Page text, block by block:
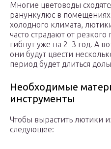
Многие цветоводы
ранункулюс в
холодного климата,
часто страдают от
гибнут уже на 2–3 год. А
они будут цвести
период будет длиться
Необходимые
инструменты
Чтобы вырастить лютики
следующее: